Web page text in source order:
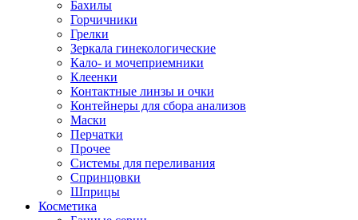
Бахилы
Горчичники
Грелки
Зеркала гинекологические
Кало- и мочеприемники
Клеенки
Контактные линзы и очки
Контейнеры для сбора анализов
Маски
Перчатки
Прочее
Системы для переливания
Спринцовки
Шприцы
Косметика